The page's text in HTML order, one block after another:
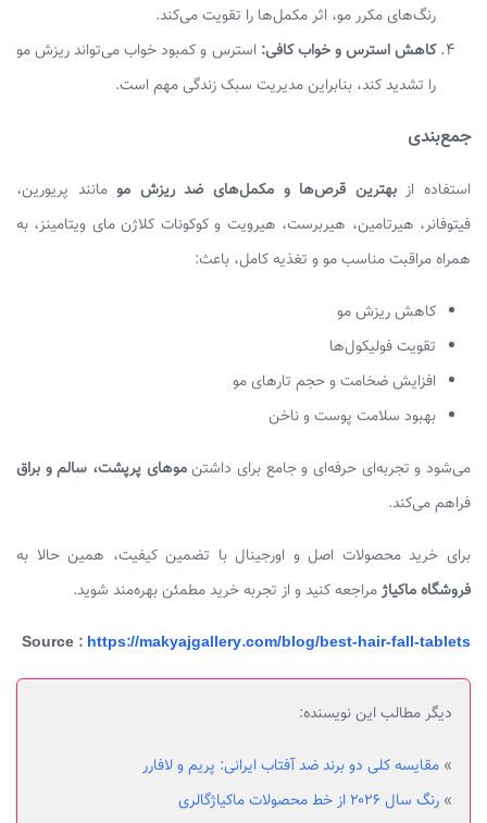
رنگ‌های مکرر مو، اثر مکمل‌ها را تقویت می‌کند.
کاهش استرس و خواب کافی: استرس و کمبود خواب می‌تواند ریزش مو
را تشدید کند، بنابراین مدیریت سبک زندگی مهم است.
جمع‌بندی
استفاده ازبهترین قرص‌ها و مکمل‌های ضد ریزش مومانند پریورین،
فیتوفانر، هیرتامین، هیربرست، هیرویت و کوکونات کلاژن مای ویتامینز، به
همراه مراقبت مناسب مو و تغذیه کامل، باعث:
کاهش ریزش مو
تقویت فولیکول‌ها
افزایش ضخامت و حجم تارهای مو
بهبود سلامت پوست و ناخن
می‌شود و تجربه‌ای حرفه‌ای و جامع برای داشتنموهای پرپشت، سالم و براق
فراهم می‌کند.
برای خرید محصولات اصل و اورجینال با تضمین کیفیت، همین حالا به
فروشگاه ماکیاژمراجعه کنید و از تجربه خرید مطمئن بهره‌مند شوید.
Source : https://makyajgallery.com/blog/best-hair-fall-tablets
دیگر مطالب این نویسنده:
» مقایسه کلی دو برند ضد آفتاب ایرانی: پریم و لافارر
» رنگ سال ۲۰۲۶ از خط محصولات ماکیاژگالری